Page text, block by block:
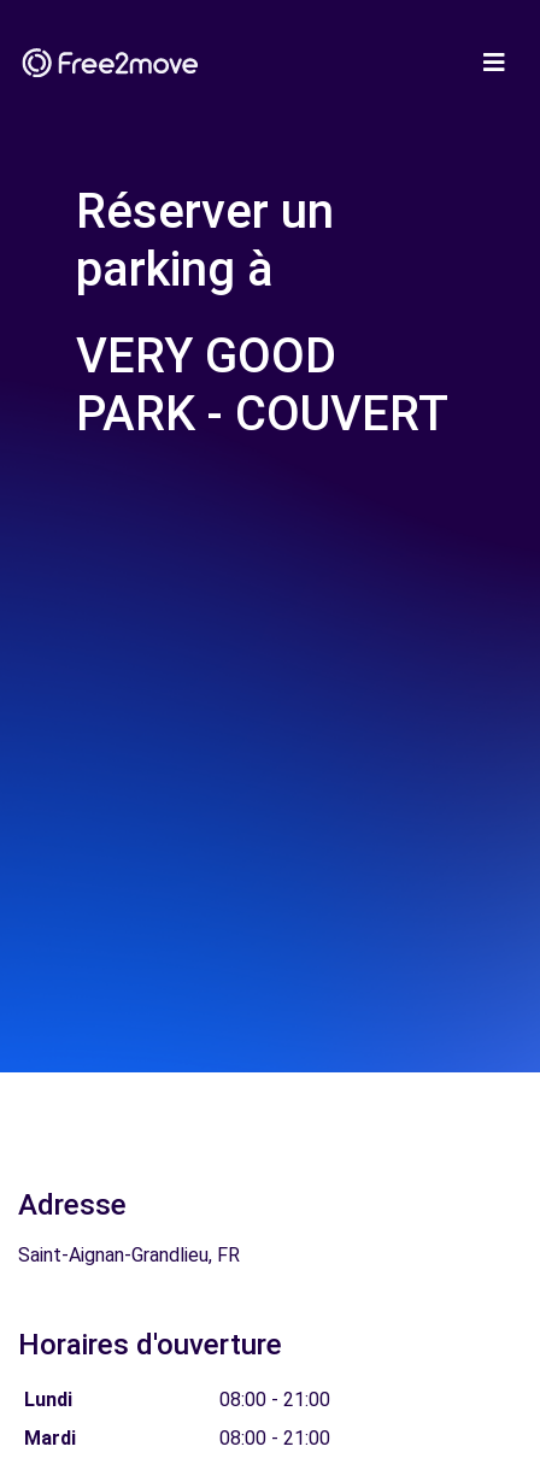
Réserver un
parking à
VERY GOOD
PARK - COUVERT
Adresse
Saint-Aignan-Grandlieu, FR
Horaires d'ouverture
Lundi
08:00 - 21:00
Mardi
08:00 - 21:00